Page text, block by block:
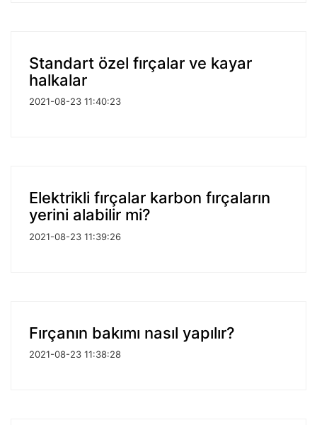
Standart özel fırçalar ve kayar
halkalar
2021-08-23 11:40:23
Elektrikli fırçalar karbon fırçaların
yerini alabilir mi?
2021-08-23 11:39:26
Fırçanın bakımı nasıl yapılır?
2021-08-23 11:38:28